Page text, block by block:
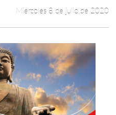
Miércoles 8 de julio de 2020